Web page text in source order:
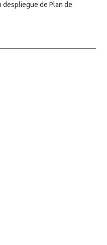
despliegue de Plan de